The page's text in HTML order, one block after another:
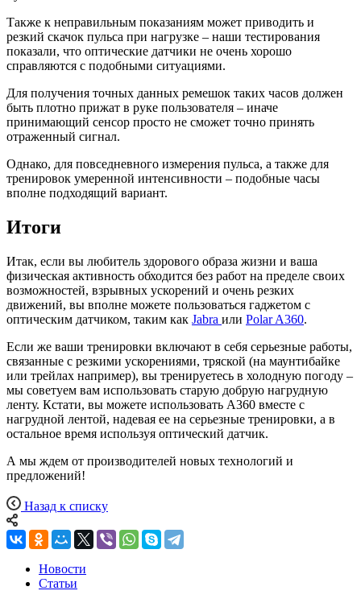
Также к неправильным показаниям может приводить и
резкий скачок пульса при нагрузке – наши тестирования
показали, что оптические датчики не очень хорошо
справляются с подобными ситуациями.
Для получения точных данных ремешок таких часов должен
быть плотно прижат в руке пользователя – иначе
принимающий сенсор просто не сможет точно принять
отраженный сигнал.
Однако, для повседневного измерения пульса, а также для
тренировок умеренной интенсивности – подобные часы
вполне подходящий вариант.
Итоги
Итак, если вы любитель здорового образа жизни и ваша
физическая активность обходится без работ на пределе своих
возможностей, взрывных ускорений и очень резких
движений, вы вполне можете пользоваться гаджетом с
оптическим датчиком, таким как Jabra или Polar A360.
Если же ваши тренировки включают в себя серьезные работы,
связанные с резкими ускорениями, тряской (на маунтибайке
или трейлах например), вы тренируетесь в холодную погоду –
мы советуем вам использовать старую добрую нагрудную
ленту. Кстати, вы можете использовать А360 вместе с
нагрудной лентой, надевая ее на серьезные тренировки, а в
остальное время используя оптический датчик.
А мы ждем от производителей новых технологий и
предложений!
Назад к списку
Новости
Статьи